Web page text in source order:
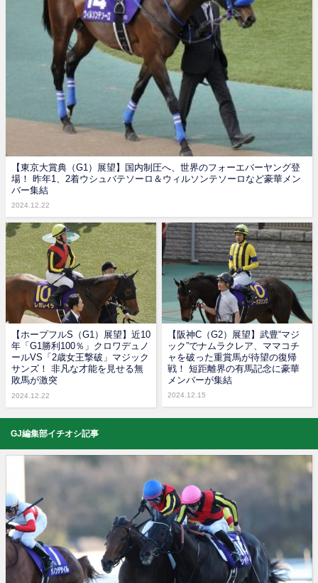
【東京大賞典（G1）展望】国内制圧へ、世界のフォーエバーヤング登
場！ 昨年1、2着ウシュバテソーロ＆ウィルソンテソーロなど豪華メン
バー集結
2024.12.22
【ホープフルS（G1）展望】近10
年「G1勝利100％」クロワデュノ
ールVS「2歳女王撃破」マジック
サンズ！ 非凡な才能を見せる無
敗馬が激突
2024.12.22
【阪神C（G2）展望】武豊“マジ
ック”でナムラクレア、ママコチ
ャを破った重賞馬が待望の復帰
戦！ 短距離界の有馬記念に豪華
メンバーが集結
2024.12.15
GJ編集部イチオシ記事